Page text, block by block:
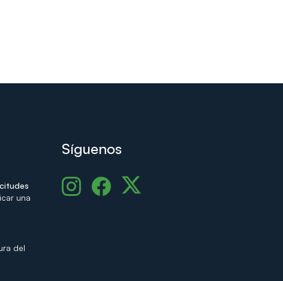
una
del
Síguenos